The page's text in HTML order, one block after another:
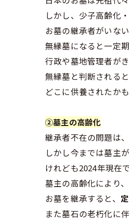
しかし、少子高齢化
お墓の継承者がいな
無縁墓になると一定
行政や墓地管理者が
無縁墓と判断される
どこに供養されたか
②墓主の高齢化
継承者不在の問題は
しかし今までは墓主
けれども2024年現在で
墓主の高齢化により、
お墓を継承すると、
また墓石の老朽化に